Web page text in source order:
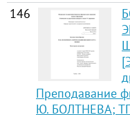
146
Преподавание
Ю. БОЛТНЕВА;